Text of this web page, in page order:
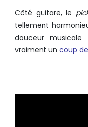
Côté guitare, le
tellement
douceur musicale
vraiment un coup